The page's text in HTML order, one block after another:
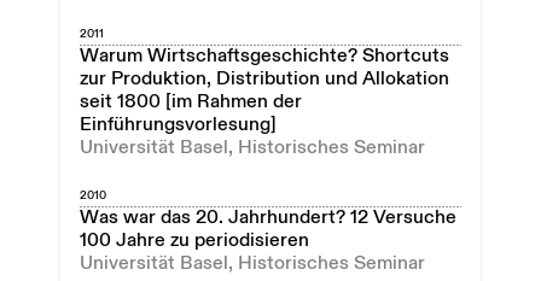
2011
Warum Wirtschaftsgeschichte? Shortcuts
zur Produktion, Distribution und Allokation
seit 1800 [im Rahmen der
Einführungsvorlesung]
Universität Basel, Historisches Seminar
2010
Was war das 20. Jahrhundert? 12 Versuche
100 Jahre zu periodisieren
Universität Basel, Historisches Seminar